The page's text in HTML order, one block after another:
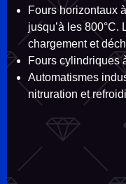
Fours horizontaux
jusqu’à les
chargement et
Fours cylindriques
Automatismes
nitruration et